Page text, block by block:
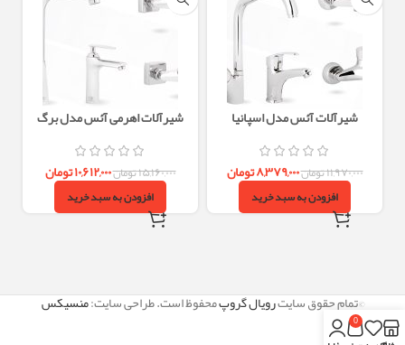
شیرآلات آئس مدل اسپانیا
۱۱,۹۷۰,۰۰۰تومان۸,۳۷۹,۰۰۰تومان
افزودن به سبد خرید
شیرآلات اهرمی آئس مدل برگ
۱۵,۱۶۰,۰۰۰تومان۱۰,۶۱۲,۰۰۰تومان
افزودن به سبد خرید
©تمام حقوق سایترویال گروپمحفوظ است. طراحی سایت:منسیکس
0